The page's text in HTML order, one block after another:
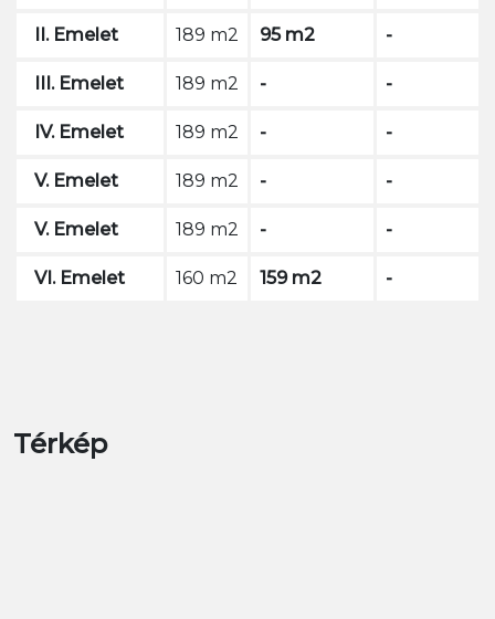
II. Emelet 189 m2 95 m2 -
III. Emelet 189 m2 - -
IV. Emelet 189 m2 - -
V. Emelet 189 m2 - -
V. Emelet 189 m2 - -
VI. Emelet 160 m2 159 m2 -
Térkép